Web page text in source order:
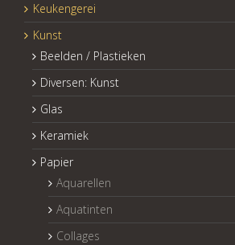
Keukengerei
Kunst
Beelden / Plastieken
Diversen: Kunst
Glas
Keramiek
Papier
Aquarellen
Aquatinten
Collages